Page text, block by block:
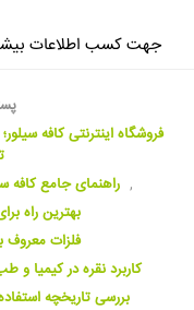
جهت کسب اطلاعات
فروشگاه اینترنتی کافه
, راهنمای جامع کافه
بهترین راه
فلزات معروف
کاربرد نقره در کیمیا
بررسی تاریخچه